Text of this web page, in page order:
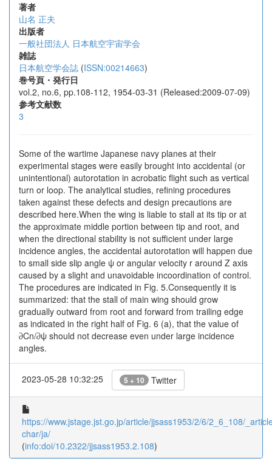
著者
山名 正夫
出版者
一般社団法人 日本航空宇宙学会
雑誌
日本航空学会誌 (ISSN:00214663)
巻号頁・発行日
vol.2, no.6, pp.108-112, 1954-03-31 (Released:2009-07-09)
参考文献数
3
Some of the wartime Japanese navy planes at their
experimental stages were easily brought into accidental (or
unintentional) autorotation in acrobatic flight such as vertical
turn or loop. The analytical studies, refining procedures
taken against these defects and design precautions are
described here.When the wing is liable to stall at its tip or at
the approximate middle portion between tip and root, and
when the directional stability is not sufficient under large
incidence angles, the accidental autorotation will happen due
to small side slip angle ψ or angular velocity r around Z axis
caused by a slight and unavoidable incoordination of control.
The procedures are indicated in Fig. 5.Consequently it is
summarized: that the stall of main wing should grow
gradually outward from root and forward from trailing edge
as indicated in the right half of Fig. 6 (a), that the value of
∂Cn/∂ψ should not decrease even under large incidence
angles.
2023-05-28 10:32:25 5 + 10 Twitter
https://www.jstage.jst.go.jp/article/jjsass1953/2/6/2_6_108/
char/ja/
(info:doi/10.2322/jjsass1953.2.108)